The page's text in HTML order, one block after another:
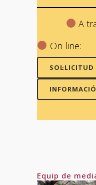
A
On line:
Equip de